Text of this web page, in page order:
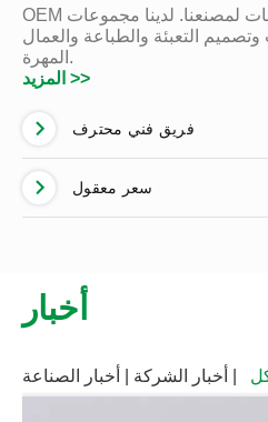
OEM هي واحدة من أهم الخدمات لمصنعنا. لدينا مجموعات
التعبئة والطباعة والعمال
المهرة.
المزيد >>
فريق فني محترف
سعر معقول
أخبار
| أخبار الشركة | أخبار الصناعة